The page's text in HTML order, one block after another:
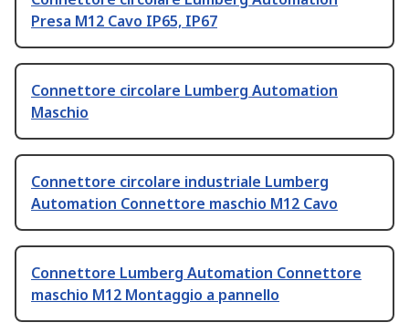
Presa M12 Cavo IP65, IP67
Connettore circolare Lumberg Automation
Maschio
Connettore circolare industriale Lumberg
Automation Connettore maschio M12 Cavo
Connettore Lumberg Automation Connettore
maschio M12 Montaggio a pannello